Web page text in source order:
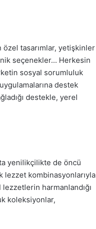
özel tasarımlar, yetişkinler
seçenekler… Herkesin
sosyal sorumluluk
destek
destekle, yerel
yenilikçilikte de öncü
lezzet kombinasyonlarıyla
harmanlandığı
koleksiyonlar,